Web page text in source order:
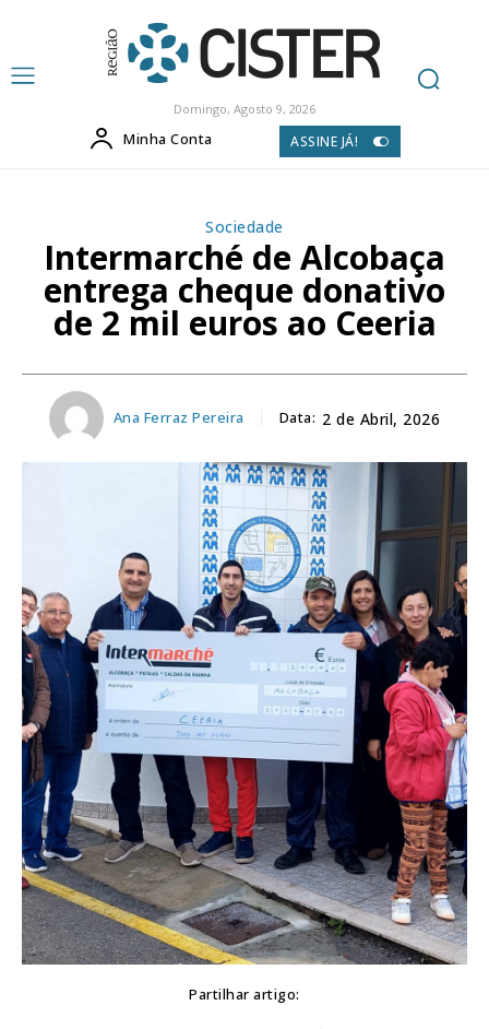
Domingo, Agosto 9, 2026
Minha Conta ASSINE JÁ!
Sociedade
Intermarché de Alcobaça
entrega cheque donativo
de 2 mil euros ao Ceeria
Ana Ferraz Pereira Data: 2 de Abril, 2026
Partilhar artigo: